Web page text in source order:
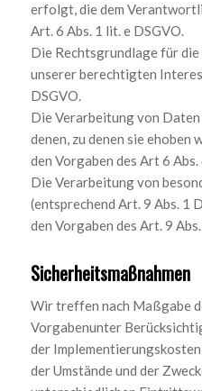
erfolgt, die dem
Art. 6 Abs. 1 lit. e DSGVO.
Die Rechtsgrundlage für
unserer berechtigten
DSGVO.
Die Verarbeitung von Daten
denen, zu denen sie ehoben
den Vorgaben des Art 6 Abs.
Die Verarbeitung von
(entsprechend Art. 9 Abs. 1
den Vorgaben des Art. 9
Sicherheitsmaßnahmen
Wir treffen nach Maßgabe
Vorgabenunter
der
der Umstände und der